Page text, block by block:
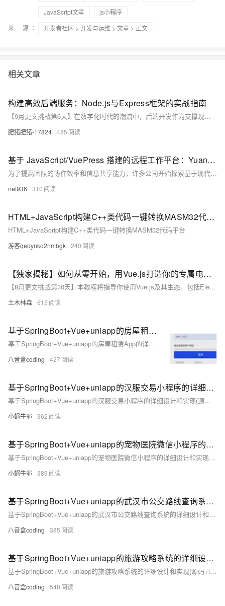
JavaScript文章
js小程序
来 源：
开发者社区 > 开发与运维 > 文章 > 正文
相关文章
构建高效后端服务：Node.js与Express框架的实战指南
【9月更文挑战第6天】在数字化时代的潮流中，后端开发作为支撑现代Web和移动应用的核心，其重要性不言而喻。本文将深入浅出地介绍如何使用Node.js及其流行的框架Express来搭建一个高效、可扩展的后端服务。通过具体的代码示例和实践技巧，我们将探索如何利用这两个强大的工具提升开发效率和应用性能。无论你是后端开发的新手还是希望提高现有项目质量的老手，这篇文章都将为你提供有价值的见解和指导。
肥猪肥猪-17824 485
基于 JavaScript/VuePress 搭建的远程工作平台：YuanCheng.works
为了提高团队的协作效率和信息共享能力，许多公司开始探索基于现代技术的远程工作平台。本文将介绍如何利用 JavaScript 和 VuePress 搭建一个高效的远程工作平台，助力团队在灵活的工作环境中实现卓越的协作。
net936 310
HTML+JavaScript构建C++类代码一键转换MASM32代码平台
HTML+JavaScript构建C++类代码一键转换MASM32代码平台
游客qeoynko2nmbgk 240
【独家揭秘】如何从零开始，用Vue.js打造你的专属电商平台？
【8月更文挑战第30天】本教程将指导你使用Vue.js及其生态，包括Element UI，从零开始构建一个具备首页、商品列表、详情页、购物车及登录注册功能的基础电商平台前端。通过实践，你不仅将学会构建完整的Web应用，还将掌握Vue.js的高级特性和多种实用插件的使用方法，逐步提升应用的功能并优化用户体验。
土木林森 615
基于SpringBoot+Vue+uniapp的房屋租赁App的详细设计和实现(源码+lw+部署文档+讲解等)
基于SpringBoot+Vue+uniapp的房屋租赁App的详细设计和实现(源码+lw+部署文档+讲解等)
八音盒coding 427
基于SpringBoot+Vue+uniapp的汉服交易小程序的详细设计和实现(源码+lw+部署文档+讲解等)
基于SpringBoot+Vue+uniapp的汉服交易小程序的详细设计和实现(源码+lw+部署文档+讲解等)
小蜗牛耶 362
基于SpringBoot+Vue+uniapp的宠物医院微信小程序的详细设计和实现(源码+lw+部署文档+讲解等)
基于SpringBoot+Vue+uniapp的宠物医院微信小程序的详细设计和实现(源码+lw+部署文档+讲解等)
小蜗牛耶 389
基于SpringBoot+Vue+uniapp的武汉市公交路线查询系统的详细设计和实现(源码+lw+部署文档+讲解等)
基于SpringBoot+Vue+uniapp的武汉市公交路线查询系统的详细设计和实现(源码+lw+部署文档+讲解等)
八音盒coding 385
基于SpringBoot+Vue+uniapp的旅游攻略系统的详细设计和实现(源码+lw+部署文档+讲解等)
基于SpringBoot+Vue+uniapp的旅游攻略系统的详细设计和实现(源码+lw+部署文档+讲解等)
八音盒coding 548